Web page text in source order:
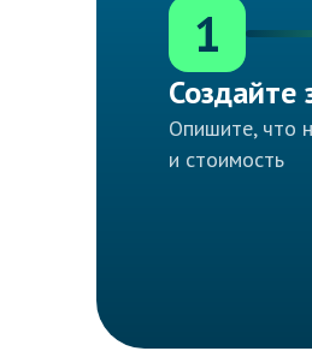
1
Создайте
Опишите, что
и стоимость